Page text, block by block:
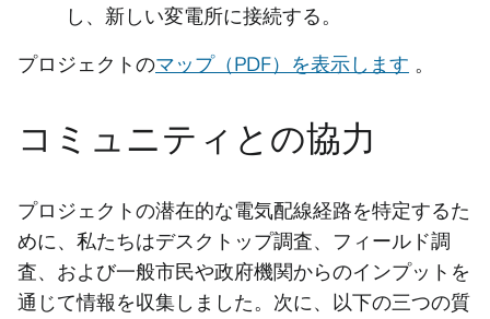
し、新しい変電所に接続する。
プロジェクトのマップ（PDF）を表示します 。
コミュニティとの協力
プロジェクトの潜在的な電気配線経路を特定するた
めに、私たちはデスクトップ調査、フィールド調
査、および一般市民や政府機関からのインプットを
通じて情報を収集しました。次に、以下の三つの質